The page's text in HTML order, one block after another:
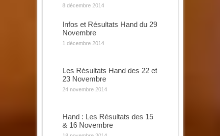
8 décembre 2014
Infos et Résultats Hand du 29
Novembre
1 décembre 2014
Les Résultats Hand des 22 et
23 Novembre
24 novembre 2014
Hand : Les Résultats des 15
& 16 Novembre